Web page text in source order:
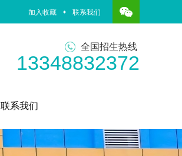
加入收藏 联系我们
全国招生热线
13348832372
联系我们